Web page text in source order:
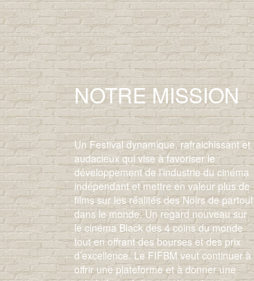
NOTRE MISSION
Un Festival dynamique, rafraichissant et
audacieux qui vise à favoriser le
développement de l’industrie du cinéma
indépendant et mettre en valeur plus de
films sur les réalités des Noirs de partout
dans le monde. Un regard nouveau sur
le cinéma Black des 4 coins du monde
tout en offrant des bourses et des prix
d’excellence. Le FIFBM veut continuer à
offrir une plateforme et à donner une